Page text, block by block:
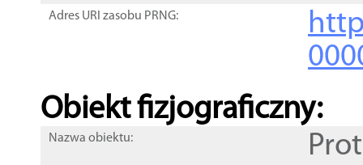
Adres URI zasobu PRNG:
Obiekt fizjograficzny:
Nazwa obiektu: